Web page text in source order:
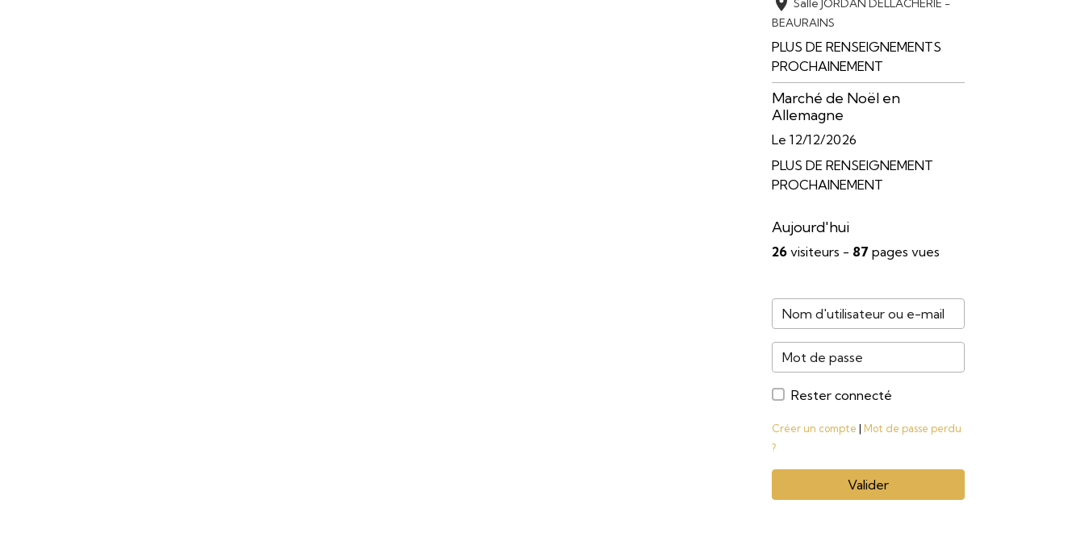
Salle JORDAN DELLACHERIE -
BEAURAINS
PLUS DE RENSEIGNEMENTS
PROCHAINEMENT
Marché de Noël en
Allemagne
Le 12/12/2026
PLUS DE RENSEIGNEMENT
PROCHAINEMENT
Aujourd'hui
26visiteurs - 87 pages vues
Rester connecté
Créer un compte | Mot de passe perdu
?
Valider